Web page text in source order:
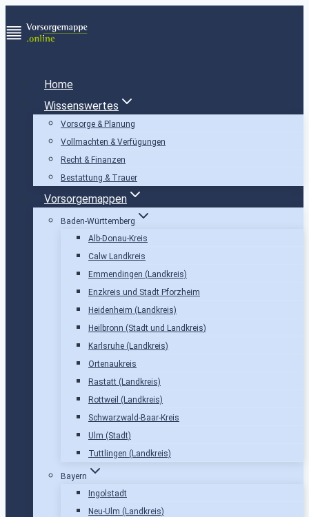
Inhalt
Home
Wissenswertes
Vorsorge & Planung
Vollmachten & Verfügungen
Recht & Finanzen
Bestattung & Trauer
Vorsorgemappen
Baden-Württemberg
Alb-Donau-Kreis
Calw Landkreis
Emmendingen (Landkreis)
Enzkreis und Stadt Pforzheim
Heidenheim (Landkreis)
Heilbronn (Stadt und Landkreis)
Karlsruhe (Landkreis)
Ortenaukreis
Rastatt (Landkreis)
Rottweil (Landkreis)
Schwarzwald-Baar-Kreis
Ulm (Stadt)
Tuttlingen (Landkreis)
Bayern
Ingolstadt
Neu-Ulm (Landkreis)